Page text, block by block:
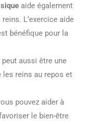
aide également
L’exercice aide
bénéfique pour la
peut aussi être une
les reins au repos et
pouvez aider à
le bien-être